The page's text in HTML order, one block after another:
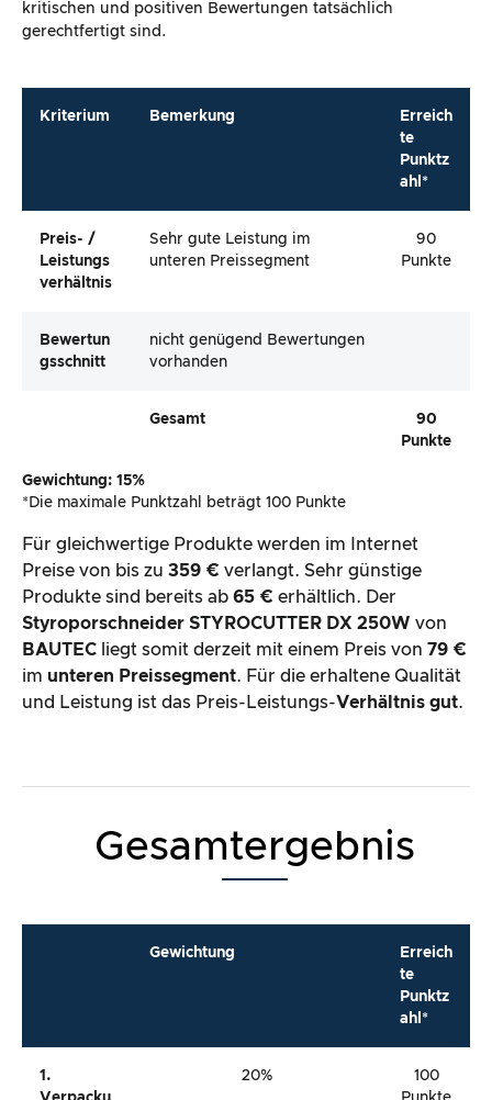
kritischen und positiven Bewertungen tatsächlich
gerechtfertigt sind.
Kriterium Bemerkung
Erreich
te
Punktz
ahl*
Preis- /
Leistungs
Verhältnis
Sehr gute Leistung im
unteren Preissegment
90
Punkte
Bewertun
Gsschnitt
nicht genügend Bewertungen
vorhanden
Gesamt
90
Punkte
Gewichtung: 15%
*Die maximale Punktzahl beträgt 100 Punkte
Für gleichwertige Produkte werden im Internet
Preise von bis zu 359 € verlangt. Sehr günstige
Produkte sind bereits ab 65 € erhältlich. Der
Styroporschneider STYROCUTTER DX 250W von
BAUTEC liegt somit derzeit mit einem Preis von 79 €
im unteren Preissegment. Für die erhaltene Qualität
und Leistung ist das Preis-Leistungs-Verhältnis gut.
Gesamtergebnis
Gewichtung
Erreich
te
Punktz
ahl*
1.
20%
100